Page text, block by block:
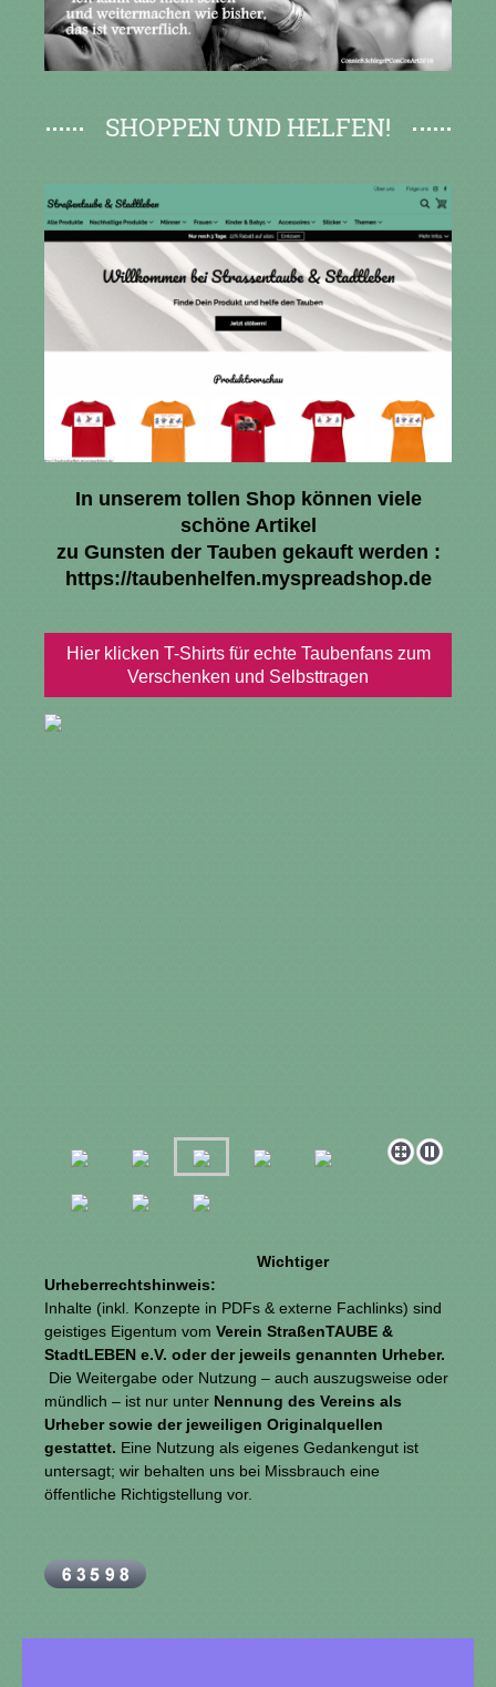
SHOPPEN UND HELFEN!
In unserem tollen Shop können viele
schöne Artikel
zu Gunsten der Tauben gekauft werden :
https://taubenhelfen.myspreadshop.de
Hier klicken T-Shirts für echte Taubenfans zum
Verschenken und Selbsttragen
Wichtiger
Urheberrechtshinweis:
Inhalte (inkl. Konzepte in PDFs & externe Fachlinks) sind
geistiges Eigentum vomVerein StraßenTAUBE &
StadtLEBEN e.V. oder der jeweils genannten Urheber.
Die Weitergabe oder Nutzung – auch auszugsweise oder
mündlich – ist nur unter Nennung des Vereins als
Urheber sowie der jeweiligen Originalquellen
gestattet. Eine Nutzung als eigenes Gedankengut ist
untersagt; wir behalten uns bei Missbrauch eine
öffentliche Richtigstellung vor.